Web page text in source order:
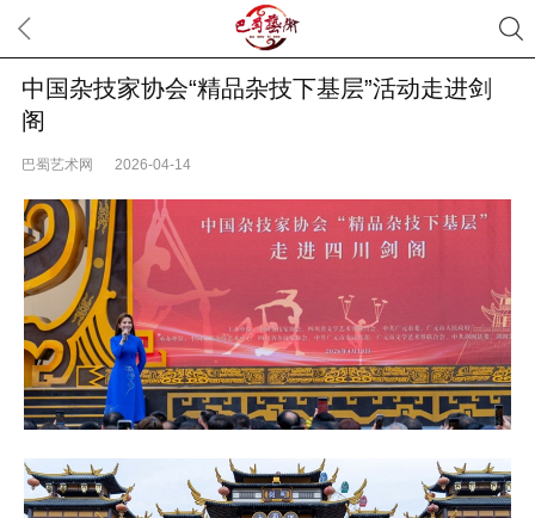
中国杂技家协会“精品杂技下基层”活动走进剑
阁
巴蜀艺术网 2026-04-14